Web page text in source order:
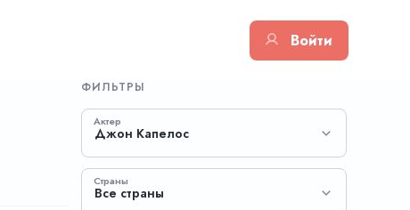
Войти
ФИЛЬТРЫ
Актер
Джон Капелос
Страны
Все страны